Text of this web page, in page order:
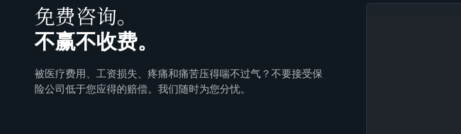
免费咨询。
不赢不收费。
被医疗费用、工资损失、疼痛和痛苦压得喘不过气？不要接受保
险公司低于您应得的赔偿。我们随时为您分忧。